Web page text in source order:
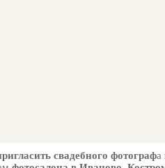
свадебного фотографа